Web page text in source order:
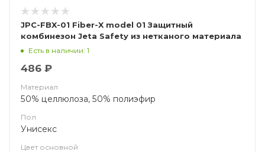
JPC-FBX-01 Fiber-X model 01 Защитный
комбинезон Jeta Safety из нетканого материала
Есть в наличии: 1
486 ₽
Материал
50% целлюлоза, 50% полиэфир
Пол
Унисекс
Цвет основной